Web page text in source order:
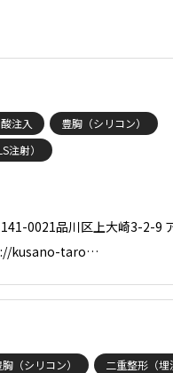
注入
豊胸（シリコン）
注射）
0021品川区上大崎3-2-9
kusano-taro…
胸（シリコン）
二重整形（埋